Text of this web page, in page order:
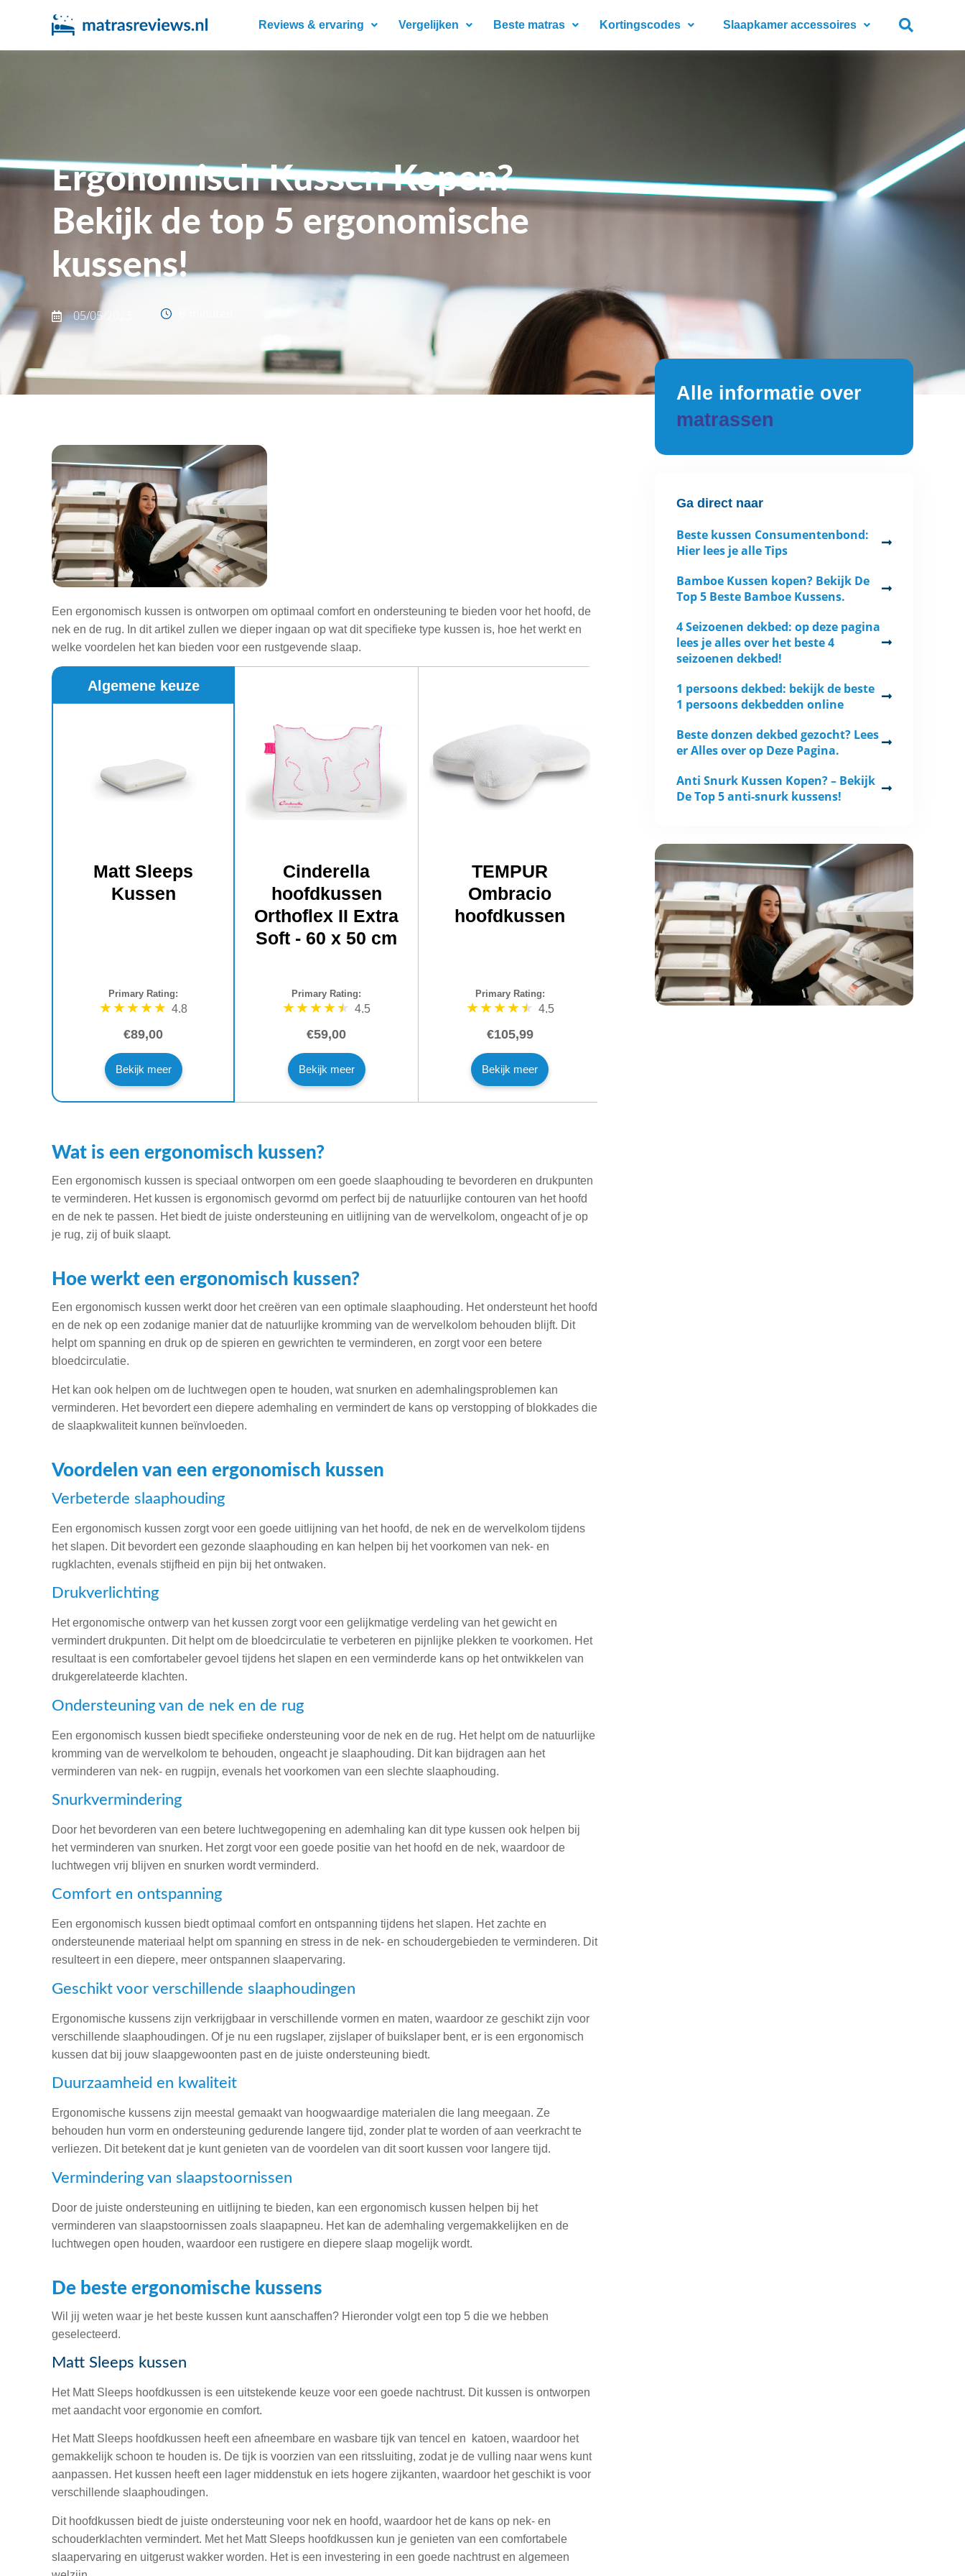
Reviews & ervaring Vergelijken Beste matras Kortingscodes Slaapkamer accessoires
Ergonomisch Kussen Kopen?
Bekijk de top 5 ergonomische
kussens!
05/05/2023
Een ergonomisch kussen is ontworpen om optimaal comfort en ondersteuning te bieden voor het hoofd, de
nek en de rug. In dit artikel zullen we dieper ingaan op wat dit specifieke type kussen is, hoe het werkt en
welke voordelen het kan bieden voor een rustgevende slaap.
Algemene keuze
Matt Sleeps
Kussen
Cinderella
hoofdkussen
Orthoflex II Extra
Soft - 60 x 50 cm
TEMPUR
Ombracio
hoofdkussen
Hoofdkussen
Nekklachten -
Plumka Theraflex -
Ergonomisch
Latex Kussen
Best Life
Hoofdkussen
Nekklachten
Primary Rating:
4.8
Primary Rating:
4.5
Primary Rating:
4.5
Primary Rating:
4.0
Primary Rating:
4.0
€89,00 €59,00 €105,99
Bekijk meer Bekijk meer Bekijk meer
Wat is een ergonomisch kussen?
Een ergonomisch kussen is speciaal ontworpen om een goede slaaphouding te bevorderen en drukpunten
te verminderen. Het kussen is ergonomisch gevormd om perfect bij de natuurlijke contouren van het hoofd
en de nek te passen. Het biedt de juiste ondersteuning en uitlijning van de wervelkolom, ongeacht of je op
je rug, zij of buik slaapt.
Hoe werkt een ergonomisch kussen?
Een ergonomisch kussen werkt door het creëren van een optimale slaaphouding. Het ondersteunt het hoofd
en de nek op een zodanige manier dat de natuurlijke kromming van de wervelkolom behouden blijft. Dit
helpt om spanning en druk op de spieren en gewrichten te verminderen, en zorgt voor een betere
bloedcirculatie.
Het kan ook helpen om de luchtwegen open te houden, wat snurken en ademhalingsproblemen kan
verminderen. Het bevordert een diepere ademhaling en vermindert de kans op verstopping of blokkades die
de slaapkwaliteit kunnen beïnvloeden.
Voordelen van een ergonomisch kussen
Verbeterde slaaphouding
Een ergonomisch kussen zorgt voor een goede uitlijning van het hoofd, de nek en de wervelkolom tijdens
het slapen. Dit bevordert een gezonde slaaphouding en kan helpen bij het voorkomen van nek- en
rugklachten, evenals stijfheid en pijn bij het ontwaken.
Drukverlichting
Het ergonomische ontwerp van het kussen zorgt voor een gelijkmatige verdeling van het gewicht en
vermindert drukpunten. Dit helpt om de bloedcirculatie te verbeteren en pijnlijke plekken te voorkomen. Het
resultaat is een comfortabeler gevoel tijdens het slapen en een verminderde kans op het ontwikkelen van
drukgerelateerde klachten.
Ondersteuning van de nek en de rug
Een ergonomisch kussen biedt specifieke ondersteuning voor de nek en de rug. Het helpt om de natuurlijke
kromming van de wervelkolom te behouden, ongeacht je slaaphouding. Dit kan bijdragen aan het
verminderen van nek- en rugpijn, evenals het voorkomen van een slechte slaaphouding.
Snurkvermindering
Door het bevorderen van een betere luchtwegopening en ademhaling kan dit type kussen ook helpen bij
het verminderen van snurken. Het zorgt voor een goede positie van het hoofd en de nek, waardoor de
luchtwegen vrij blijven en snurken wordt verminderd.
Comfort en ontspanning
Een ergonomisch kussen biedt optimaal comfort en ontspanning tijdens het slapen. Het zachte en
ondersteunende materiaal helpt om spanning en stress in de nek- en schoudergebieden te verminderen. Dit
resulteert in een diepere, meer ontspannen slaapervaring.
Geschikt voor verschillende slaaphoudingen
Ergonomische kussens zijn verkrijgbaar in verschillende vormen en maten, waardoor ze geschikt zijn voor
verschillende slaaphoudingen. Of je nu een rugslaper, zijslaper of buikslaper bent, er is een ergonomisch
kussen dat bij jouw slaapgewoonten past en de juiste ondersteuning biedt.
Duurzaamheid en kwaliteit
Ergonomische kussens zijn meestal gemaakt van hoogwaardige materialen die lang meegaan. Ze
behouden hun vorm en ondersteuning gedurende langere tijd, zonder plat te worden of aan veerkracht te
verliezen. Dit betekent dat je kunt genieten van de voordelen van dit soort kussen voor langere tijd.
Vermindering van slaapstoornissen
Door de juiste ondersteuning en uitlijning te bieden, kan een ergonomisch kussen helpen bij het
verminderen van slaapstoornissen zoals slaapapneu. Het kan de ademhaling vergemakkelijken en de
luchtwegen open houden, waardoor een rustigere en diepere slaap mogelijk wordt.
De beste ergonomische kussens
Wil jij weten waar je het beste kussen kunt aanschaffen? Hieronder volgt een top 5 die we hebben
geselecteerd.
Matt Sleeps kussen
Het Matt Sleeps hoofdkussen is een uitstekende keuze voor een goede nachtrust. Dit kussen is ontworpen
met aandacht voor ergonomie en comfort.
Het Matt Sleeps hoofdkussen heeft een afneembare en wasbare tijk van tencel en katoen, waardoor het
gemakkelijk schoon te houden is. De tijk is voorzien van een ritssluiting, zodat je de vulling naar wens kunt
aanpassen. Het kussen heeft een lager middenstuk en iets hogere zijkanten, waardoor het geschikt is voor
verschillende slaaphoudingen.
Dit hoofdkussen biedt de juiste ondersteuning voor nek en hoofd, waardoor het de kans op nek- en
schouderklachten vermindert. Met het Matt Sleeps hoofdkussen kun je genieten van een comfortabele
slaapervaring en uitgerust wakker worden. Het is een investering in een goede nachtrust en algemeen
Alle informatie over
matrassen
Ga direct naar
Beste kussen Consumentenbond:
Hier lees je alle Tips
Bamboe Kussen kopen? Bekijk De
Top 5 Beste Bamboe Kussens.
4 Seizoenen dekbed: op deze pagina
lees je alles over het beste 4
seizoenen dekbed!
1 persoons dekbed: bekijk de beste
1 persoons dekbedden online
Beste donzen dekbed gezocht? Lees
er Alles over op Deze Pagina.
Anti Snurk Kussen Kopen? – Bekijk
De Top 5 anti-snurk kussens!